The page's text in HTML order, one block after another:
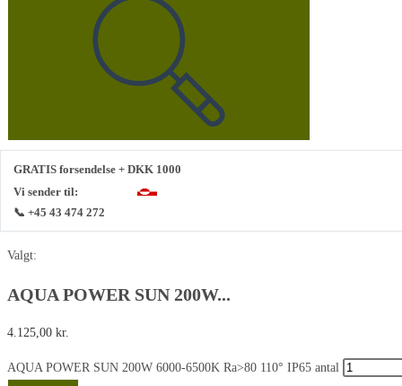
GRATIS forsendelse + DKK 1000
Vi sender til:
📞 +45 43 474 272
Valgt:
AQUA POWER SUN 200W...
4.125,00 kr.
AQUA POWER SUN 200W 6000-6500K Ra>80 110° IP65 antal